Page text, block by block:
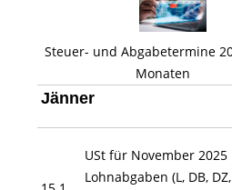
Steuer- und Abgabetermine
Monaten
Jänner
USt für November 2025
Lohnabgaben (L, DB,